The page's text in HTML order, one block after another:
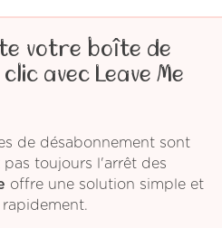
votre boîte de
avec Leave Me
de désabonnement sont
pas toujours l'arrêt des
offre une solution simple et